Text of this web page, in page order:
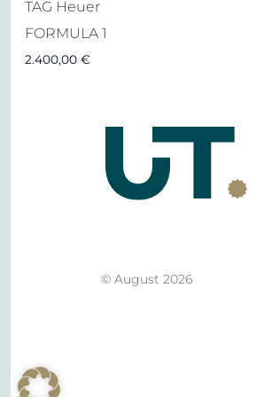
TAG Heuer
FORMULA 1
2.400,00 €
© August 2026